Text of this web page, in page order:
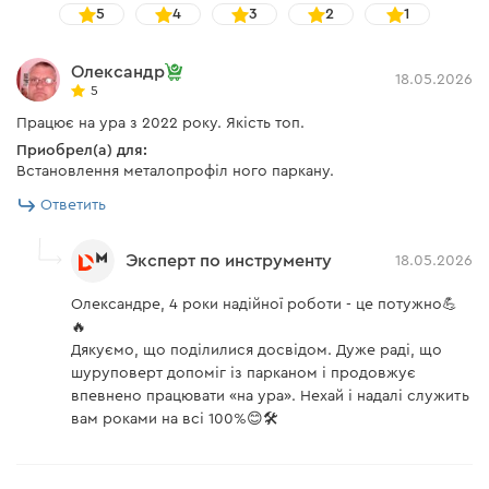
в стали, древесине, полимерах и т. п.
Непрерывное сверление
надежность дрели-шуруповерта TD-32Q дают
Для этого есть специальный фиксатор кнопки
включения.
Регулятор оборотов есть
поражения током
Функция блокировки
шпинделя
Напряжение сети / частота
Фиксация кнопки
включения
есть
Комплектация
Дрель-шуруповерт есть
Аккумуляторная батарея нет
5 4 3 2 1
Олександр
5
18.05.2026
Працює на ура з 2022 року. Якість топ.
Приобрел(а) для:
Встановлення металопрофіл ного паркану.
Ответить
Эксперт по инструменту 18.05.2026
Олександре, 4 роки надійної роботи - це потужно💪
🔥
Дякуємо, що поділилися досвідом. Дуже раді, що
шуруповерт допоміг із парканом і продовжує
впевнено працювати «на ура». Нехай і надалі служить
вам роками на всі 100%😊🛠️